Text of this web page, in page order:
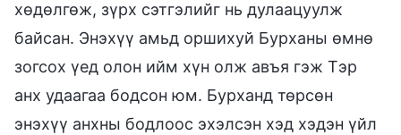
хөдөлгөж, зүрх сэтгэлийг нь дулаацуулж
байсан. Энэхүү амьд оршихуй Бурханы өмнө
зогсох үед олон ийм хүн олж авъя гэж Тэр
анх удаагаа бодсон юм. Бурханд төрсөн
энэхүү анхны бодлоос эхэлсэн хэд хэдэн үйл